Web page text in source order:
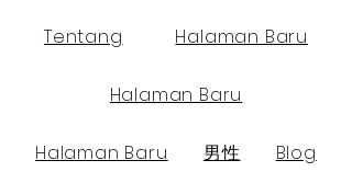
Tentang Halaman Baru
Halaman Baru
Halaman Baru 男性 Blog